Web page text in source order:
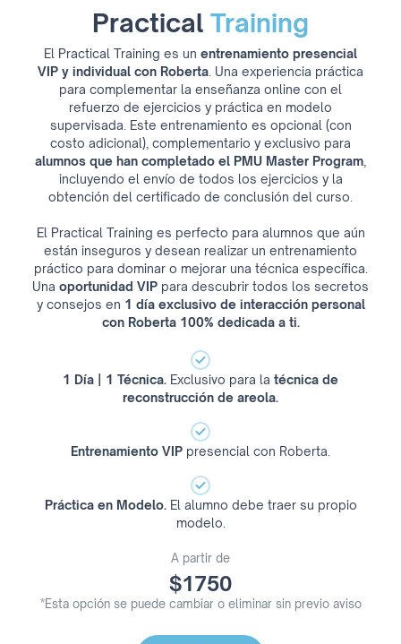
Practical Training
El Practical Training es un entrenamiento presencial
VIP y individual con Roberta . Una experiencia práctica
para complementar la enseñanza online con el
refuerzo de ejercicios y práctica en modelo
supervisada. Este entrenamiento es opcional (con
costo adicional), complementario y exclusivo para
alumnos que han completado el PMU Master Program
incluyendo el envío de todos los ejercicios y la
obtención del certificado de conclusión del curso.
El Practical Training es perfecto para alumnos que aún
están inseguros y desean realizar un entrenamiento
práctico para dominar o mejorar una técnica específica.
Una oportunidad VIP para descubrir todos los secretos
y consejos en 1 día exclusivo de interacción personal
con Roberta 100% dedicada a ti.
1 Día | 1 Técnica. Exclusivo para la técnica de
reconstrucción de areola.
Entrenamiento VIP presencial con Roberta.
Práctica en Modelo.El alumno debe traer su propio
modelo.
A partir de
$1750
*Esta opción se puede cambiar o eliminar sin previo aviso